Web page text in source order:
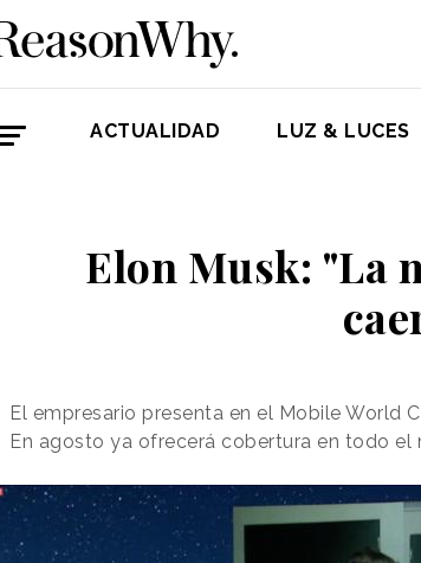
ACTUALIDAD LUZ & LUCES
Elon Musk: "La
El empresario presenta en el Mobile World
En agosto ya ofrecerá cobertura en todo